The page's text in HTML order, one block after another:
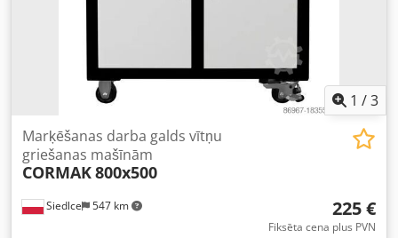
1 /3
Siedlce 547 km
Marķēšanas darba galds vītņu
griešanas mašīnām
CORMAK800x500
225 €
Fiksēta cena plus PVN